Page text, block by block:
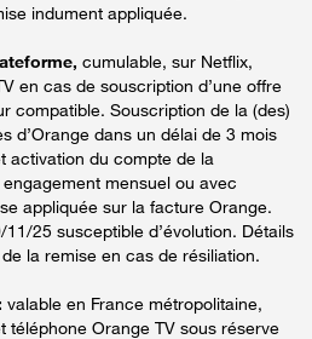
indument appliquée.
cumulable, sur Netflix,
en cas de souscription d’une offre
compatible. Souscription de la (des)
d’Orange dans un délai de 3 mois
activation du compte de la
mensuel ou avec
appliquée sur la facture Orange.
25 susceptible d’évolution. Détails
la remise en cas de résiliation.
valable en France métropolitaine,
téléphone Orange TV sous réserve